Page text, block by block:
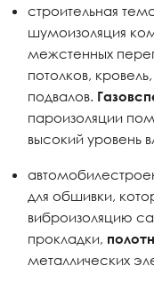
строительная
шумоизоляция
межстенных
потолков,
подвалов.
пароизоляции
высокий уровень
для обшивки,
виброизоляцию
прокладки,
металлических